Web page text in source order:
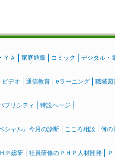
ＹＡ 家庭通販 コミック デジタル・
ビデオ 通信教育 eラーニング 職域図
ブリシティ 特設ページ
シャル』今月の診断 こころ相談 何の
Ｐ総研 社員研修のＰＨＰ人材開発